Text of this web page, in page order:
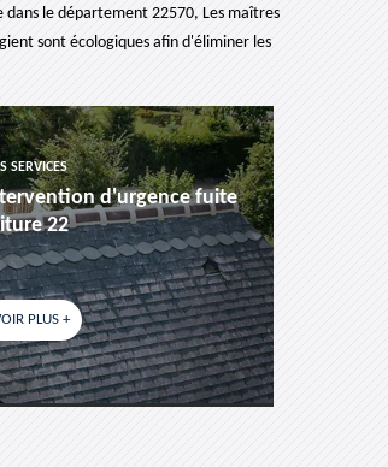
dans le département 22570, Les maîtres
sont écologiques afin d'éliminer les
SERVICES
d'urgence fuite
22
PLUS +